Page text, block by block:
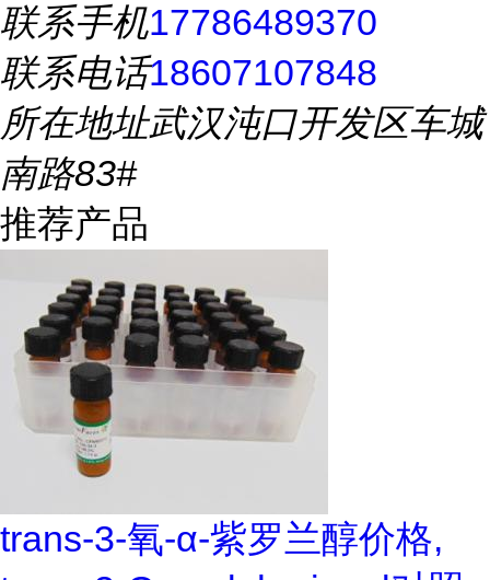
联系手机17786489370
联系电话18607107848
所在地址武汉沌口开发区车城
南路83#
推荐产品
trans-3-氧-α-紫罗兰醇价格,